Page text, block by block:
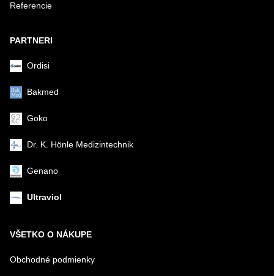
Referencie
PARTNERI
Ordisi
Bakmed
Goko
Dr. K. Hönle Medizintechnik
Genano
Ultraviol
VŠETKO O NÁKUPE
Obchodné podmienky